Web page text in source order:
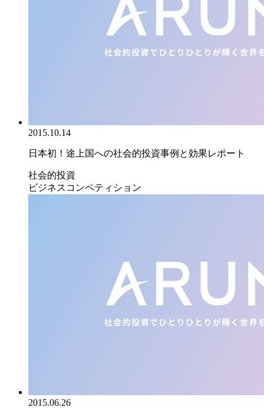
2015.10.14
日本初！途上国への社会的投資事例と効果レポート
社会的投資
ビジネスコンペティション
2015.06.26